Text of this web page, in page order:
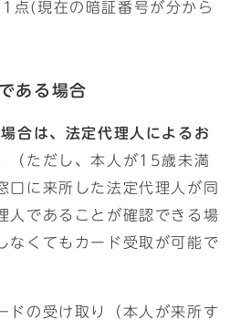
点(現在の暗証番号が分から
ある場合
合は、法定代理人によるお
（ただし、本人が15歳未満
口に来所した法定代理人が同
人であることが確認できる場
なくてもカード受取が可能で
ドの受け取り（本人が来所す